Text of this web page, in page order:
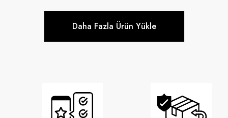
Daha Fazla Ürün Yükle